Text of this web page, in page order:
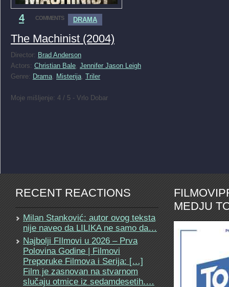
4 COMMENTS DRAMA
The Machinist (2004)
Director: Brad Anderson
Actors: Christian Bale Jennifer Jason Leigh
Genre: Drama Misterija Triler
Moje mišljenje: 4 / 5 - Vrlo Dobar
RECENT REACTIONS
Milan Stanković: autor ovog teksta
nije naveo da LILIKA ne samo da…
Najbolji FIlmovi u 2026 – Prva
Polovina Godine | Filmovi
Preporuke Filmova i Serija: […]
Film je zasnovan na stvarnom
slučaju otmice iz sedamdesetih.…
MEDJU